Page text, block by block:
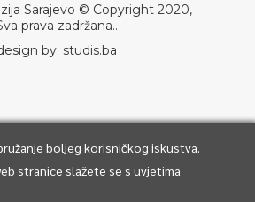
Sarajevo © Copyright 2020,
prava zadržana..
by: studis.ba
boljeg korisničkog iskustva.
stranice slažete se s uvjetima